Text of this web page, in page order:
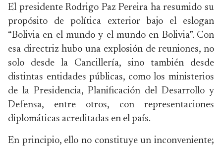
El presidente Rodrigo Paz Pereira ha resumido su
propósito de política exterior bajo el eslogan
“Bolivia en el mundo y el mundo en Bolivia”. Con
esa directriz hubo una explosión de reuniones, no
solo desde la Cancillería, sino también desde
distintas entidades públicas, como los ministerios
de la Presidencia, Planificación del Desarrollo y
Defensa, entre otros, con representaciones
diplomáticas acreditadas en el país.
En principio, ello no constituye un inconveniente;